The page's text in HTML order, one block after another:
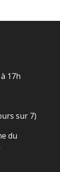
17h
sur 7)
du